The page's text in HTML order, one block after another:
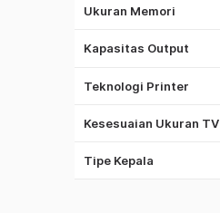
Ukuran Memori
32GB
Kapasitas Output
550W
Teknologi Printer
Dot Matrix
Thermal Printer
Kesesuaian Ukuran TV
32"
60"
Tipe Kepala
Obeng Set